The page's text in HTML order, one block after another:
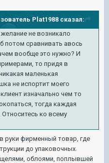
Plat1988 сказал:
не возникало
потом сравнивать авось
вообще это нужно? И
то придя в
маленькая
не испортит моего
изначально чем то
тогда каждая
ко всему
фирменный товар, где
до упаковочных
облоями, поплывшей